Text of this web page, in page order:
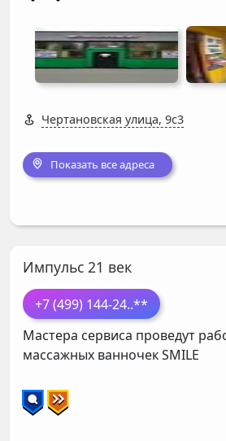
Чертановская улица, 9с3
Показать все адреса
Импульс 21 век
+7 (499) 144-24..**
Мастера сервиса проведут
массажных ванночекSMILE